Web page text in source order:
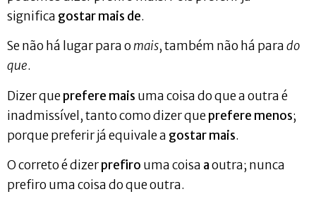
significa gostar mais de.
Se não há lugar para omais, também não há parado
que.
Dizer queprefere mais uma coisa do que a outra é
inadmissível, tanto como dizer queprefere menos;
porque preferir já equivale a gostar mais.
O correto é dizerprefiro uma coisa aoutra; nunca
prefiro uma coisa do que outra.